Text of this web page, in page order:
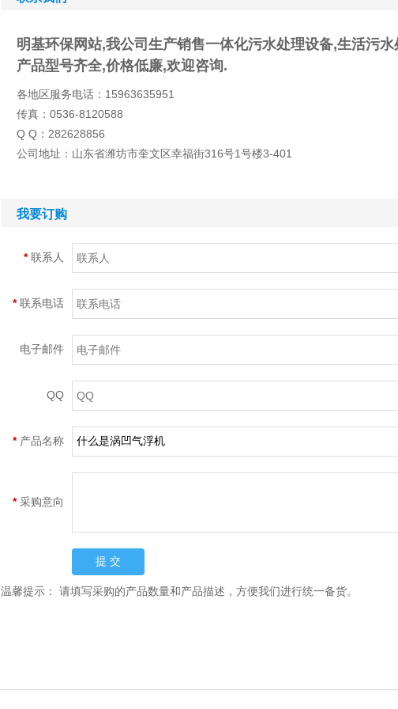
明基环保网站,我公司生产销售一体化污水处理设备,生活污水
产品型号齐全,价格低廉,欢迎咨询.
各地区服务电话：15963635951
传真：0536-8120588
Q Q：282628856
公司地址：山东省潍坊市奎文区幸福街316号1号楼3-401
我要订购
*联系人
*联系电话
电子邮件
QQ
* 产品名称
*采购意向
温馨提示： 请填写采购的产品数量和产品描述，方便我们进行统一备货。